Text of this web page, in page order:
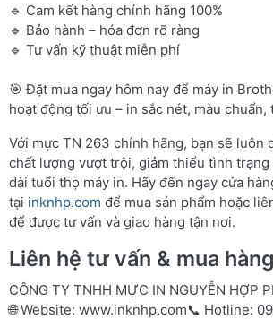
🔹 Cam kết hàng chính hãng 100%
🔹 Bảo hành – hóa đơn rõ ràng
🔹 Tư vấn kỹ thuật miễn phí
🎯 Đặt mua ngay hôm nay để máy in
hoạt động tối ưu – in sắc nét, màu
Với mực TN 263 chính hãng, bạn sẽ luôn
chất lượng vượt trội, giảm thiểu tình trạng
dài tuổi thọ máy in. Hãy đến ngay cửa
tại inknhp.com để mua sản phẩm hoặc
để được tư vấn và giao hàng tận nơi.
Liên hệ tư vấn & mua hàng
CÔNG TY TNHH MỰC IN NGUYỄN HỢP
🌐 Website: www.inknhp.com📞 Hotline: